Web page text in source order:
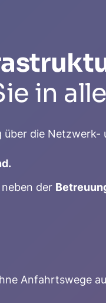
in
über die
der
Anfahrtswege